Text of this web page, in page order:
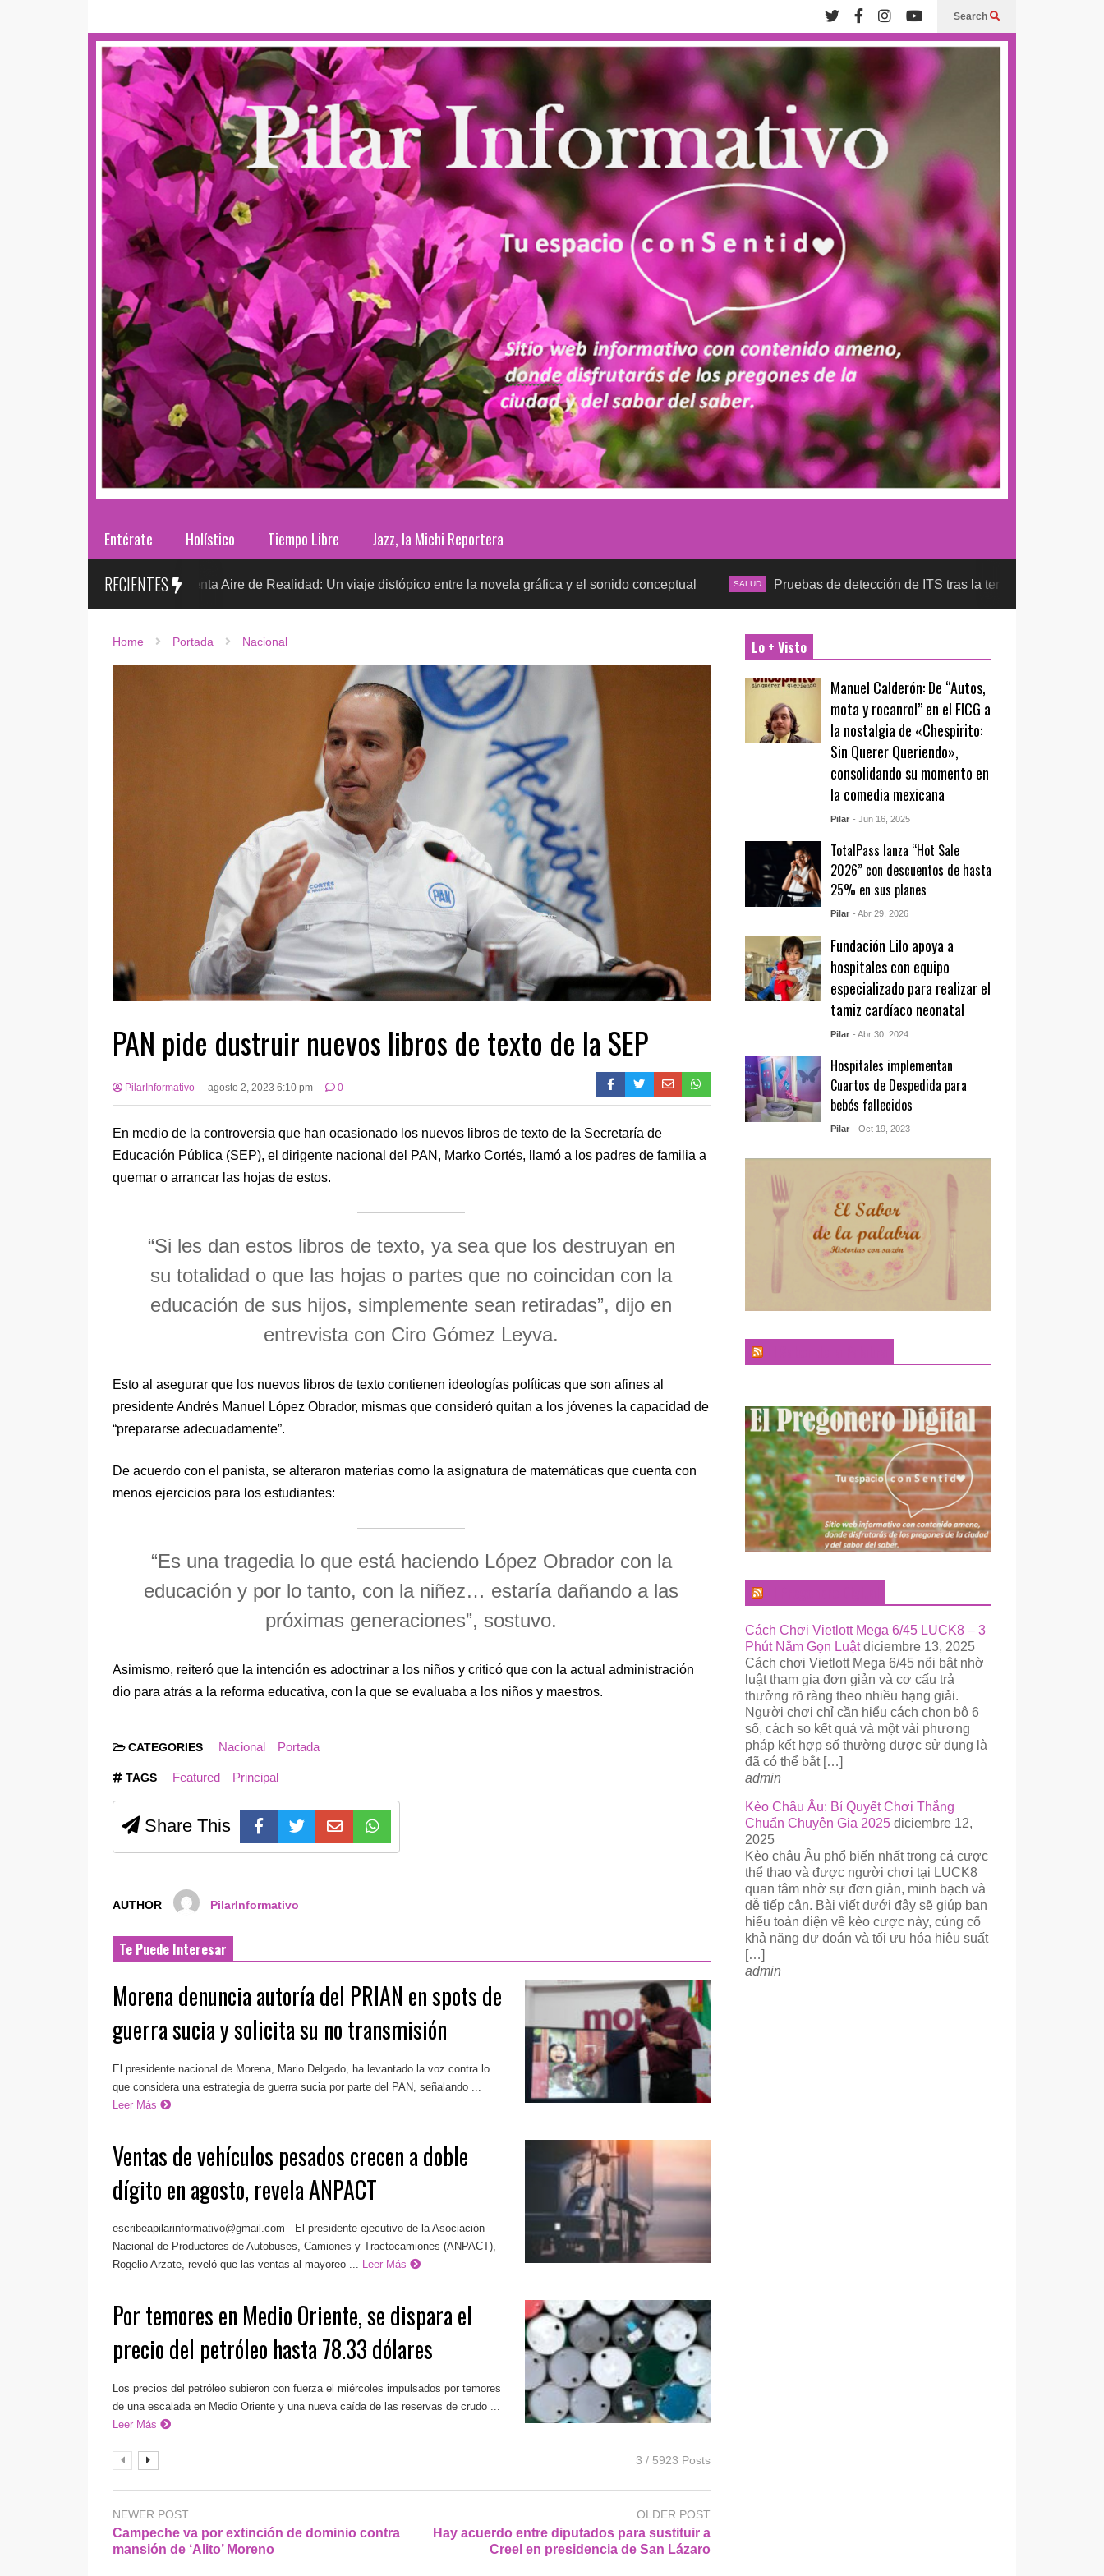
Search
Entérate Holístico Tiempo Libre Jazz, la Michi Reportera
RECIENTES
Sr. González presenta Aire de Realidad: Un viaje distópico entre la novela gráfica y el sonido conceptual SALUD Pruebas de detección de ITS tras la temporada futbolera, aseguran
Home Portada Nacional
PAN pide dustruir nuevos libros de texto de la SEP
PilarInformativo agosto 2, 2023 6:10 pm 0
En medio de la controversia que han ocasionado los nuevos libros de texto de la Secretaría de
Educación Pública (SEP), el dirigente nacional del PAN, Marko Cortés, llamó a los padres de familia a
quemar o arrancar las hojas de estos.
“Si les dan estos libros de texto, ya sea que los destruyan en
su totalidad o que las hojas o partes que no coincidan con la
educación de sus hijos, simplemente sean retiradas”, dijo en
entrevista con Ciro Gómez Leyva.
Esto al asegurar que los nuevos libros de texto contienen ideologías políticas que son afines al
presidente Andrés Manuel López Obrador, mismas que consideró quitan a los jóvenes la capacidad de
“prepararse adecuadamente”.
De acuerdo con el panista, se alteraron materias como la asignatura de matemáticas que cuenta con
menos ejercicios para los estudiantes:
“Es una tragedia lo que está haciendo López Obrador con la
educación y por lo tanto, con la niñez… estaría dañando a las
próximas generaciones”, sostuvo.
Asimismo, reiteró que la intención es adoctrinar a los niños y criticó que con la actual administración
dio para atrás a la reforma educativa, con la que se evaluaba a los niños y maestros.
CATEGORIES Nacional Portada
TAGS Featured Principal
Share This
AUTHOR PilarInformativo
Te Puede Interesar
Morena denuncia autoría del PRIAN en spots de
guerra sucia y solicita su no transmisión
El presidente nacional de Morena, Mario Delgado, ha levantado la voz contra lo
que considera una estrategia de guerra sucia por parte del PAN, señalando ...
Leer Más
Ventas de vehículos pesados crecen a doble
dígito en agosto, revela ANPACT
escribeapilarinformativo@gmail.com El presidente ejecutivo de la Asociación
Nacional de Productores de Autobuses, Camiones y Tractocamiones (ANPACT),
Rogelio Arzate, reveló que las ventas al mayoreo ... Leer Más
Por temores en Medio Oriente, se dispara el
precio del petróleo hasta 78.33 dólares
Los precios del petróleo subieron con fuerza el miércoles impulsados por temores
de una escalada en Medio Oriente y una nueva caída de las reservas de crudo ...
Leer Más
3 / 5923 Posts
NEWER POST
Campeche va por extinción de dominio contra
mansión de ‘Alito’ Moreno
OLDER POST
Hay acuerdo entre diputados para sustituir a
Creel en presidencia de San Lázaro
Lo + Visto
Manuel Calderón: De “Autos,
mota y rocanrol” en el FICG a
la nostalgia de «Chespirito:
Sin Querer Queriendo»,
consolidando su momento en
la comedia mexicana
Pilar - Jun 16, 2025
TotalPass lanza “Hot Sale
2026” con descuentos de hasta
25% en sus planes
Pilar - Abr 29, 2026
Fundación Lilo apoya a
hospitales con equipo
especializado para realizar el
tamiz cardíaco neonatal
Pilar - Abr 30, 2024
Hospitales implementan
Cuartos de Despedida para
bebés fallecidos
Pilar - Oct 19, 2023
Cách Chơi Vietlott Mega 6/45 LUCK8 – 3
Phút Nắm Gọn Luật diciembre 13, 2025
Cách chơi Vietlott Mega 6/45 nổi bật nhờ
luật tham gia đơn giản và cơ cấu trả
thưởng rõ ràng theo nhiều hạng giải.
Người chơi chỉ cần hiểu cách chọn bộ 6
số, cách so kết quả và một vài phương
pháp kết hợp số thường được sử dụng là
đã có thể bắt […]
admin
Kèo Châu Âu: Bí Quyết Chơi Thắng
Chuẩn Chuyên Gia 2025 diciembre 12,
2025
Kèo châu Âu phổ biến nhất trong cá cược
thể thao và được người chơi tại LUCK8
quan tâm nhờ sự đơn giản, minh bạch và
dễ tiếp cận. Bài viết dưới đây sẽ giúp bạn
hiểu toàn diện về kèo cược này, củng cố
khả năng dự đoán và tối ưu hóa hiệu suất
[…]
admin